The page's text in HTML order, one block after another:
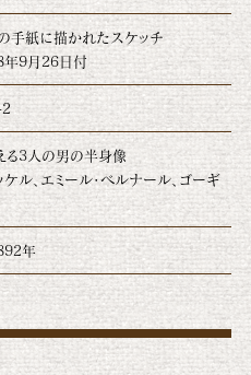
手紙に描かれたスケッチ
年9月26日付
る3人の男の半身像
ル、エミール・ベルナール、ゴーギ
年